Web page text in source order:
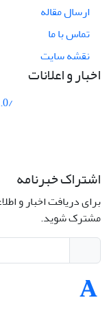
ارسال مقاله
تماس با ما
نقشه سایت
اخبار و اعلانات
اشتراک خبرنامه
برای دریافت اخبار و
مشترک شوید.